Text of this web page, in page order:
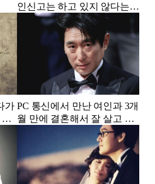
인신고는 하고 있지 않다는
배우
가 PC 통신에서 만난 여인과 3개
월 만에 결혼해서 잘 살고 있